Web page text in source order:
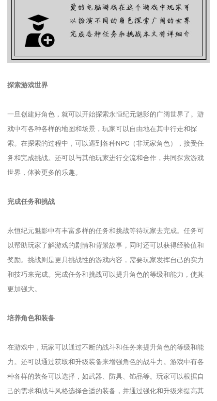
探索游戏世界
一旦创建好角色，就可以开始探索永恒纪元魅影的广阔世界了。游
戏中有各种各样的地图和场景，玩家可以自由地在其中行走和探
索。在探索的过程中，可以遇到各种NPC（非玩家角色），接受任
务和完成挑战。还可以与其他玩家进行交流和合作，共同探索游戏
世界，体验更多的乐趣。
完成任务和挑战
永恒纪元魅影中有丰富多样的任务和挑战等待玩家去完成。任务可
以帮助玩家了解游戏的剧情和背景故事，同时还可以获得经验值和
奖励。挑战则是更具挑战性的游戏内容，需要玩家发挥自己的实力
和技巧来完成。完成任务和挑战可以提升角色的等级和能力，使其
更加强大。
培养角色和装备
在游戏中，玩家可以通过不断的战斗和任务来提升角色的等级和能
力。还可以通过获取和升级装备来增强角色的战斗力。游戏中有各
种各样的装备可以选择，如武器、防具、饰品等。玩家可以根据自
己的需求和战斗风格选择合适的装备，并通过强化和升级来提高其